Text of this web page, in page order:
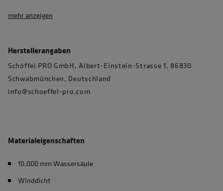
mehr anzeigen
Herstellerangaben
Schöffel PRO GmbH, Albert-Einstein-Strasse 1, 86830
Schwabmünchen, Deutschland
info@schoeffel-pro.com
Materialeigenschaften
10.000 mm Wassersäule
Winddicht